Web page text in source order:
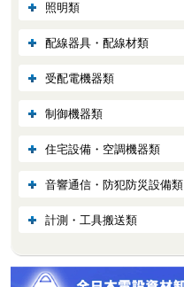
照明類
配線器具・配線材類
受配電機器類
制御機器類
住宅設備・空調機器類
音響通信・防犯防災設備類
計測・工具搬送類